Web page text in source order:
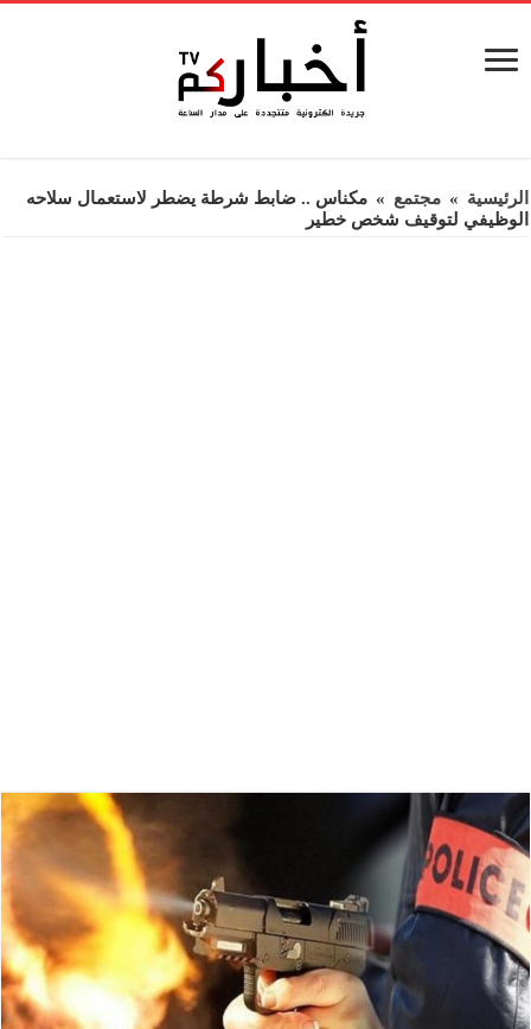
الرئيسية » مجتمع » مكناس .. ضابط شرطة يضطر لاستعمال سلاحه
الوظيفي لتوقيف شخص خطير